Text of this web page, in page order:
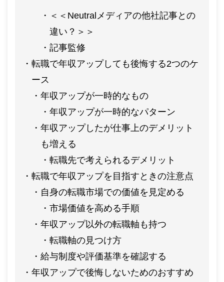
＜＜Neutralメディアの他社記事との
違い？＞＞
記事監修
転職で年収アップしても後悔する2つのケ
ース
年収アップが一時的なもの
年収アップが一時的なパターン
年収アップしたが仕事上のデメリット
も増える
転職先で考えられるデメリット
転職で年収アップを目指すときの注意点
自身の転職市場での価値を見定める
市場価値を高める手順
年収アップ以外の転職軸も持つ
転職軸の見つけ方
給与制度や評価基準を確認する
年収アップで後悔しないためのおすすめ